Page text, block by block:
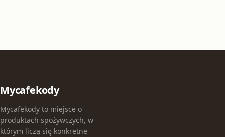
Mycafekody
Mycafekody to miejsce o
produktach spożywczych, w
którym liczą się konkretne